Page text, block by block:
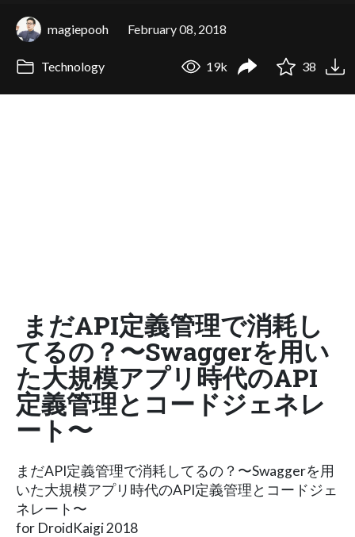
magiepooh February 08, 2018
Technology 19k 38
まだAPI定義管理で消耗し
てるの？〜Swaggerを用い
た大規模アプリ時代のAPI
定義管理とコードジェネレ
ート〜
まだAPI定義管理で消耗してるの？〜Swaggerを用
いた大規模アプリ時代のAPI定義管理とコードジェ
ネレート〜
for DroidKaigi 2018